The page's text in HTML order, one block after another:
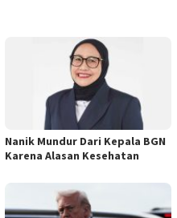
Nanik Mundur Dari Kepala BGN
Karena Alasan Kesehatan